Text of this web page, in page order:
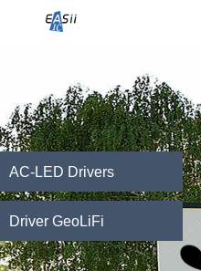
AC-LED Drivers
Driver GeoLiFi